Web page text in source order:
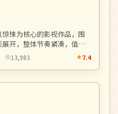
悚为核心的影视作品，围
开，整体节奏紧凑，值得
13,983 7.4